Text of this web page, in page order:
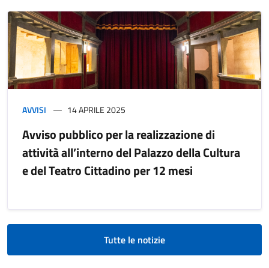
AVVISI 14 APRILE 2025
Avviso pubblico per la realizzazione di
attività all’interno del Palazzo della Cultura
e del Teatro Cittadino per 12 mesi
Tutte le notizie